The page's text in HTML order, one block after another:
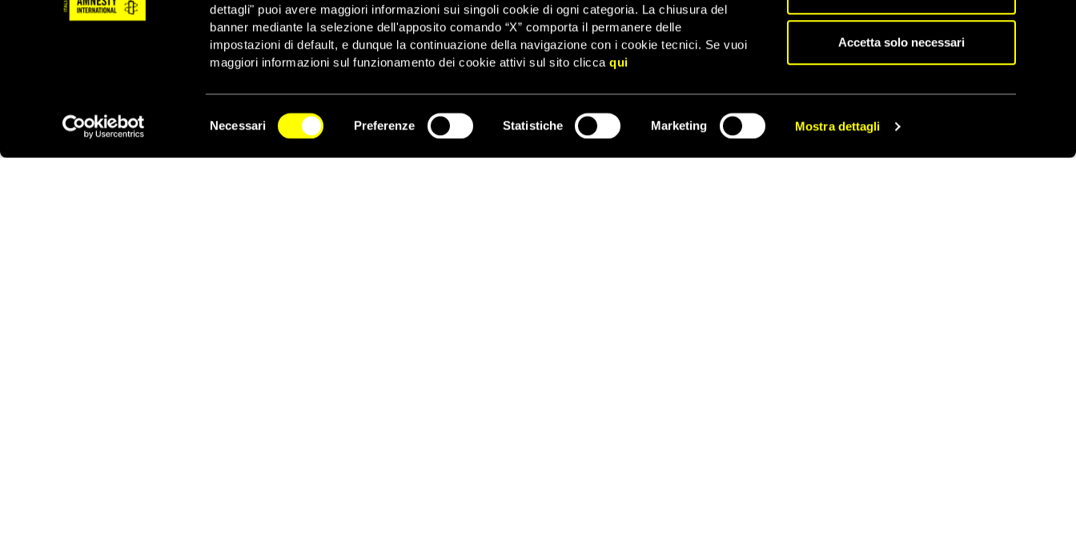
dettagli" puoi avere maggiori informazioni sui singoli cookie di ogni categoria. La chiusura del
banner mediante la selezione dell'apposito comando “X” comporta il permanere delle
impostazioni di default, e dunque la continuazione della navigazione con i cookie tecnici. Se vuoi
maggiori informazioni sul funzionamento dei cookie attivi sul sito cliccaqui
del
Necessari Preferenze Statistiche Marketing Mostra dettagli
Accetta solo necessari
Preoccupati per le condizioni di detenzione dei migranti,chiediamo di guardare oltre, di guardare il
CIElo.
altro posto visibile il palloncino con un messaggio di solidarietàper richiamare l’attenzione sull’uso
massiccio e sistematico della detenzione, nei due Centri dell’isola, così come negli altri Centri d’identificazione
ed espulsione italiani, di persone indifese e provate dalle difficoltà e dalle cause del viaggio.
NEWSLETTER ISCRIVITI CONDIVIDI